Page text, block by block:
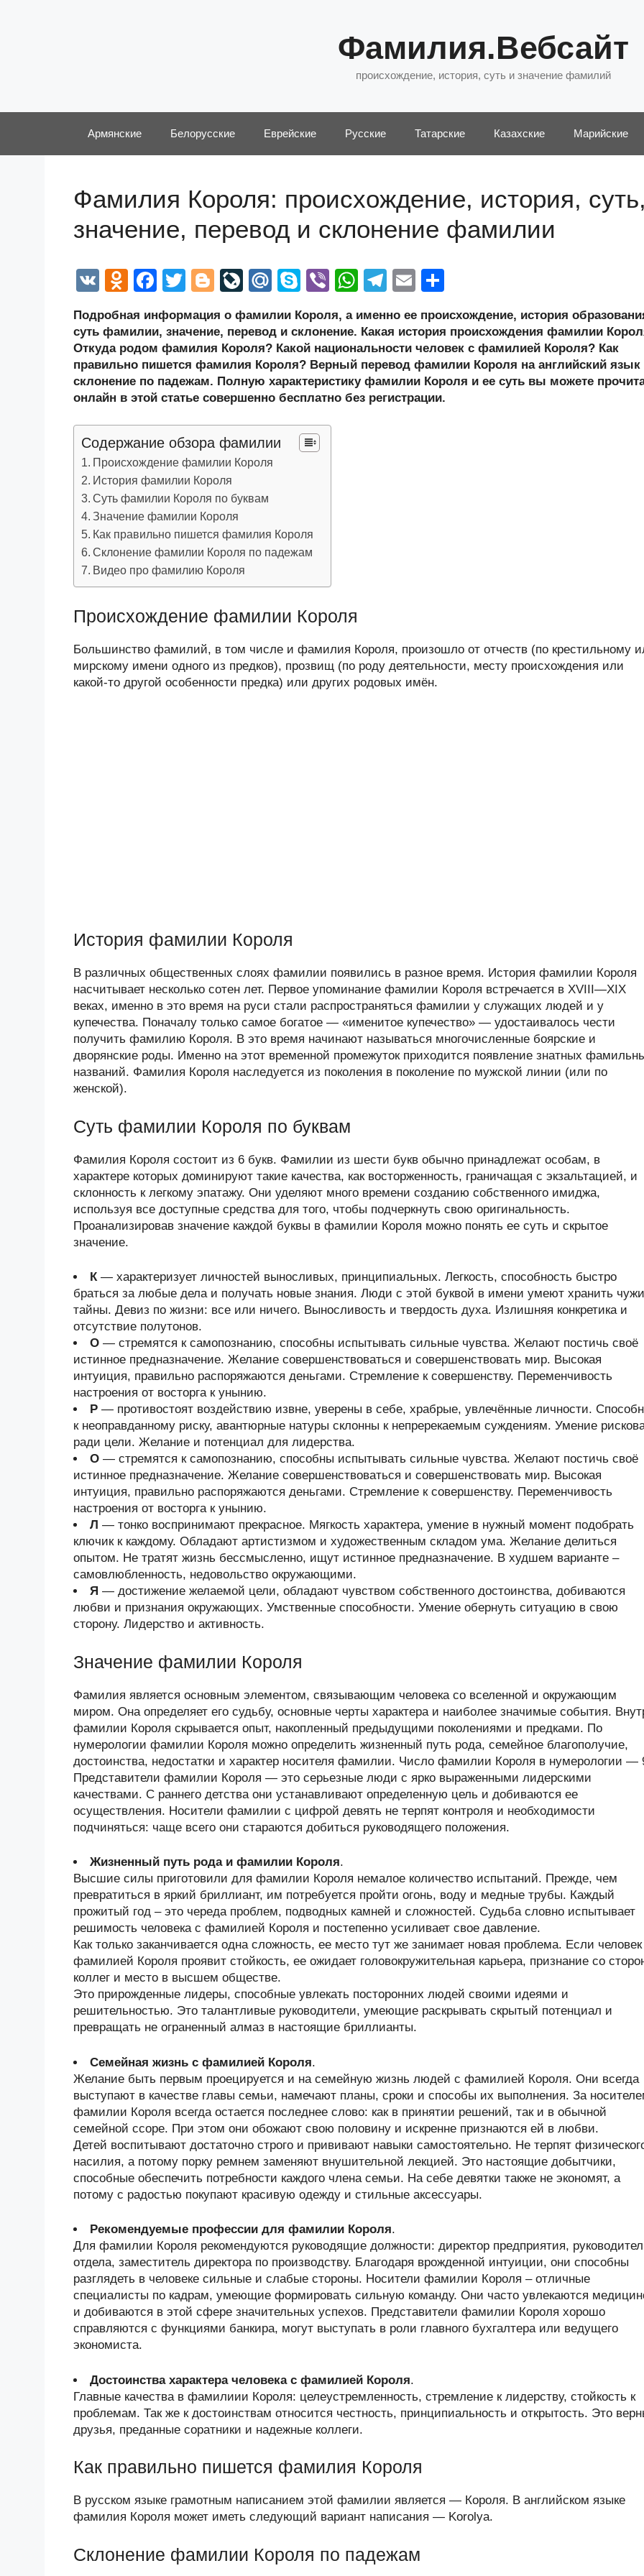
Фамилия.Вебсайт
происхождение, история, суть и значение фамилий
Армянские Белорусские Еврейские Русские Татарские Казахские Марийские
Фамилия Короля: происхождение, история, суть,
значение, перевод и склонение фамилии
V
O
n
o
kl
a
ss
ni
ki
F
c
e
b
o
o
k
T
tt
er
Bl
g
g
er
Li
e
J
o
ur
n
al
M
.R
u
S
p
e
Vi
er
W
at
s
A
p
T
e
gr
a
m
E
ail р
а
в
и
Подробная информация о фамилии Короля, а именно ее происхождение, история
суть фамилии, значение, перевод и склонение. Какая история происхождения фамилии
Откуда родом фамилия Короля? Какой национальности человек с фамилией Короля? Как
правильно пишется фамилия Короля? Верный перевод фамилии Короля на английский язык
склонение по падежам. Полную характеристику фамилии Короля и ее суть вы можете
онлайн в этой статье совершенно бесплатно без регистрации.
Содержание обзора фамилии
Происхождение фамилии Короля
История фамилии Короля
Суть фамилии Короля по буквам
Значение фамилии Короля
Как правильно пишется фамилия Короля
Склонение фамилии Короля по падежам
Видео про фамилию Короля
Происхождение фамилии Короля
Большинство фамилий, в том числе и фамилия Короля, произошло от отчеств (по крестильному
мирскому имени одного из предков), прозвищ (по роду деятельности, месту происхождения или
какой-то другой особенности предка) или других родовых имён.
История фамилии Короля
В различных общественных слоях фамилии появились в разное время. История фамилии Короля
насчитывает несколько сотен лет. Первое упоминание фамилии Короля встречается в XVIII—XIX
веках, именно в это время на руси стали распространяться фамилии у служащих людей и у
купечества. Поначалу только самое богатое — «именитое купечество» — удостаивалось чести
получить фамилию Короля. В это время начинают называться многочисленные боярские и
дворянские роды. Именно на этот временной промежуток приходится появление знатных
названий. Фамилия Короля наследуется из поколения в поколение по мужской линии (или по
женской).
Суть фамилии Короля по буквам
Фамилия Короля состоит из 6 букв. Фамилии из шести букв обычно принадлежат особам, в
характере которых доминируют такие качества, как восторженность, граничащая с экзальтацией, и
склонность к легкому эпатажу. Они уделяют много времени созданию собственного имиджа,
используя все доступные средства для того, чтобы подчеркнуть свою оригинальность.
Проанализировав значение каждой буквы в фамилии Короля можно понять ее суть и скрытое
значение.
К— характеризует личностей выносливых, принципиальных. Легкость, способность быстро
браться за любые дела и получать новые знания. Люди с этой буквой в имени умеют хранить
тайны. Девиз по жизни: все или ничего. Выносливость и твердость духа. Излишняя конкретика и
отсутствие полутонов.
О — стремятся к самопознанию, способны испытывать сильные чувства. Желают постичь своё
истинное предназначение. Желание совершенствоваться и совершенствовать мир. Высокая
интуиция, правильно распоряжаются деньгами. Стремление к совершенству. Переменчивость
настроения от восторга к унынию.
Р — противостоят воздействию извне, уверены в себе, храбрые, увлечённые личности.
к неоправданному риску, авантюрные натуры склонны к непререкаемым суждениям. Умение
ради цели. Желание и потенциал для лидерства.
О — стремятся к самопознанию, способны испытывать сильные чувства. Желают постичь своё
истинное предназначение. Желание совершенствоваться и совершенствовать мир. Высокая
интуиция, правильно распоряжаются деньгами. Стремление к совершенству. Переменчивость
настроения от восторга к унынию.
Л — тонко воспринимают прекрасное. Мягкость характера, умение в нужный момент подобрать
ключик к каждому. Обладают артистизмом и художественным складом ума. Желание делиться
опытом. Не тратят жизнь бессмысленно, ищут истинное предназначение. В худшем варианте –
самовлюбленность, недовольство окружающими.
Я — достижение желаемой цели, обладают чувством собственного достоинства, добиваются
любви и признания окружающих. Умственные способности. Умение обернуть ситуацию в свою
сторону. Лидерство и активность.
Значение фамилии Короля
Фамилия является основным элементом, связывающим человека со вселенной и окружающим
миром. Она определяет его судьбу, основные черты характера и наиболее значимые события.
фамилии Короля скрывается опыт, накопленный предыдущими поколениями и предками. По
нумерологии фамилии Короля можно определить жизненный путь рода, семейное благополучие,
достоинства, недостатки и характер носителя фамилии. Число фамилии Короля в нумерологии —
Представители фамилии Короля — это серьезные люди с ярко выраженными лидерскими
качествами. С раннего детства они устанавливают определенную цель и добиваются ее
осуществления. Носители фамилии с цифрой девять не терпят контроля и необходимости
подчиняться: чаще всего они стараются добиться руководящего положения.
Жизненный путь рода и фамилии Короля.
Высшие силы приготовили для фамилии Короля немалое количество испытаний. Прежде, чем
превратиться в яркий бриллиант, им потребуется пройти огонь, воду и медные трубы. Каждый
прожитый год – это череда проблем, подводных камней и сложностей. Судьба словно испытывает
решимость человека с фамилией Короля и постепенно усиливает свое давление.
Как только заканчивается одна сложность, ее место тут же занимает новая проблема. Если человек
фамилией Короля проявит стойкость, ее ожидает головокружительная карьера, признание со
коллег и место в высшем обществе.
Это прирожденные лидеры, способные увлекать посторонних людей своими идеями и
решительностью. Это талантливые руководители, умеющие раскрывать скрытый потенциал и
превращать не ограненный алмаз в настоящие бриллианты.
Семейная жизнь с фамилией Короля.
Желание быть первым проецируется и на семейную жизнь людей с фамилией Короля. Они всегда
выступают в качестве главы семьи, намечают планы, сроки и способы их выполнения. За
фамилии Короля всегда остается последнее слово: как в принятии решений, так и в обычной
семейной ссоре. При этом они обожают свою половину и искренне признаются ей в любви.
Детей воспитывают достаточно строго и прививают навыки самостоятельно. Не терпят
насилия, а потому порку ремнем заменяют внушительной лекцией. Это настоящие добытчики,
способные обеспечить потребности каждого члена семьи. На себе девятки также не экономят, а
потому с радостью покупают красивую одежду и стильные аксессуары.
Рекомендуемые профессии для фамилии Короля.
Для фамилии Короля рекомендуются руководящие должности: директор предприятия,
отдела, заместитель директора по производству. Благодаря врожденной интуиции, они способны
разглядеть в человеке сильные и слабые стороны. Носители фамилии Короля – отличные
специалисты по кадрам, умеющие формировать сильную команду. Они часто увлекаются
и добиваются в этой сфере значительных успехов. Представители фамилии Короля хорошо
справляются с функциями банкира, могут выступать в роли главного бухгалтера или ведущего
экономиста.
Достоинства характера человека с фамилией Короля.
Главные качества в фамилиии Короля: целеустремленность, стремление к лидерству, стойкость к
проблемам. Так же к достоинствам относится честность, принципиальность и открытость. Это
друзья, преданные соратники и надежные коллеги.
Как правильно пишется фамилия Короля
В русском языке грамотным написанием этой фамилии является — Короля. В английском языке
фамилия Короля может иметь следующий вариант написания — Korolya.
Склонение фамилии Короля по падежам